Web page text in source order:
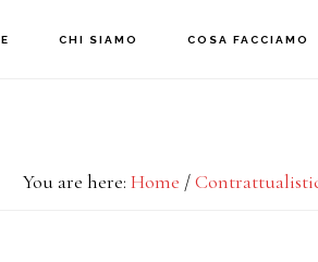
CHI SIAMO COSA FACCIAMO
You are here: Home /